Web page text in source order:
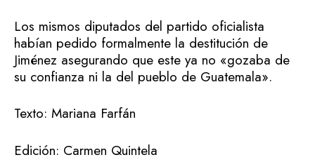
Los mismos diputados del partido oficialista
habían pedido formalmente la destitución de
Jiménez asegurando que este ya no «gozaba de
su confianza ni la del pueblo de Guatemala».
Texto: Mariana Farfán
Edición: Carmen Quintela